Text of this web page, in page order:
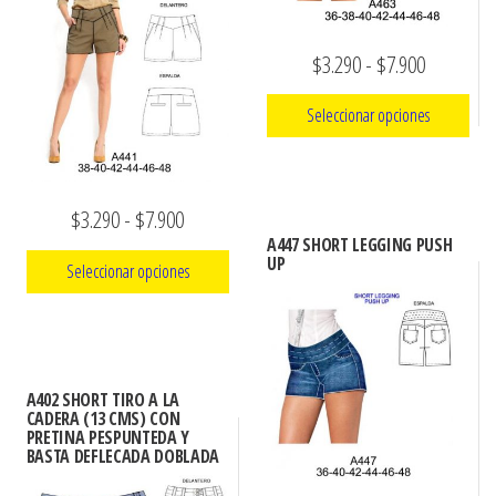
pueden
en
la
página
opciones
se
pueden
elegir
en
la
página
de
producto
$3.290- $7.900Rango
de
precios:
hasta
Seleccionar opciones
variantes.
opciones
se
en
$3.290- $7.900Rango
de
precios:
$7.900
Seleccionar opciones
múltiples
variantes.
A447 SHORT LEGGING PUSH
UP
A402 SHORT TIRO A LA
CADERA (13 CMS) CON
PRETINA PESPUNTEDA Y
BASTA DEFLECADA DOBLADA